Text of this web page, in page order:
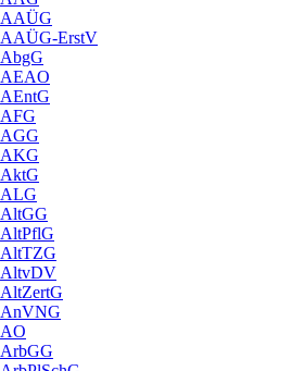
AAÜG
AAÜG-ErstV
AbgG
AEAO
AEntG
AFG
AGG
AKG
AktG
ALG
AltGG
AltPflG
AltTZG
AltvDV
AltZertG
AnVNG
AO
ArbGG